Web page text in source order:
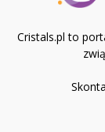
Cristals.pl to